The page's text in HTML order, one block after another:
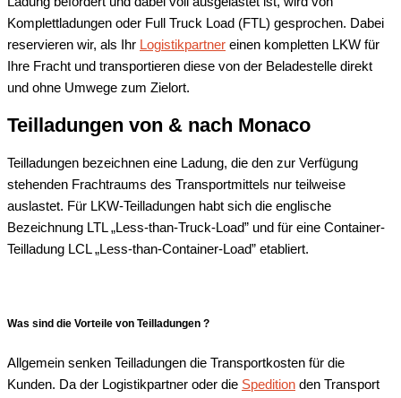
Komplettladungen oder Full Truck Load (FTL) gesprochen. Dabei
reservieren wir, als Ihr Logistikpartner einen kompletten LKW für
Ihre Fracht und transportieren diese von der Beladestelle direkt
und ohne Umwege zum Zielort.
Teilladungen von & nach Monaco
Teilladungen bezeichnen eine Ladung, die den zur Verfügung
stehenden Frachtraums des Transportmittels nur teilweise
auslastet. Für LKW-Teilladungen habt sich die englische
Bezeichnung LTL „Less-than-Truck-Load” und für eine Container-
Teilladung LCL „Less-than-Container-Load” etabliert.
Was sind die Vorteile von Teilladungen ?
Allgemein senken Teilladungen die Transportkosten für die
Kunden. Da der Logistikpartner oder die Spedition den Transport